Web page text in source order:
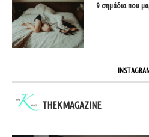
9 σημάδια που
THEKMAGAZINE